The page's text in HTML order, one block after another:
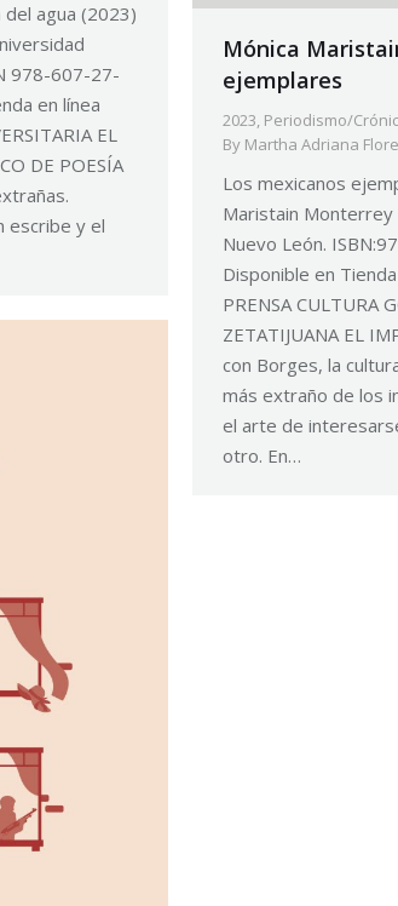
Mónica
ejemplares
2023, Periodismo/
By Martha Adriana
Los mexicanos
Maristain Monterrey
Nuevo León.
Disponible en
PRENSA CULTURA
ZETATIJUANA EL
con Borges, la
más extraño de los
el arte de
otro. En…
agua (2023)
978-607-27-
en línea
EL
DE POESÍA
escribe y el